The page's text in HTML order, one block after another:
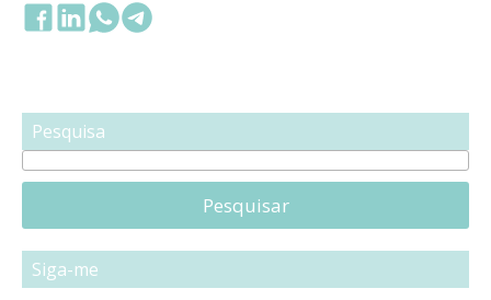
Pesquisa
Pesquisar
Siga-me